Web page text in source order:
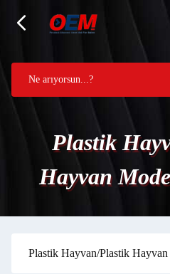
Plastik
Hayvan
Plastik Hayvan/Plastik